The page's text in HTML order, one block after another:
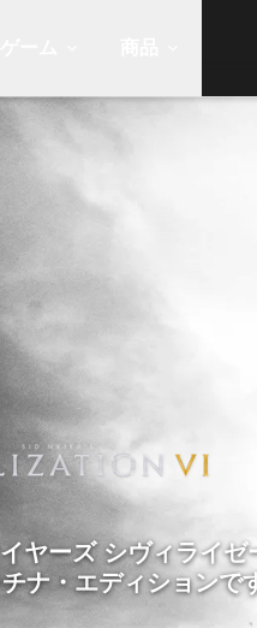
イヤーズ シヴィライ
ナ・エディションで